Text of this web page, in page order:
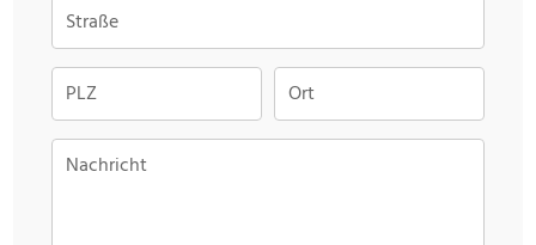
Straße
PLZ Ort
Nachricht